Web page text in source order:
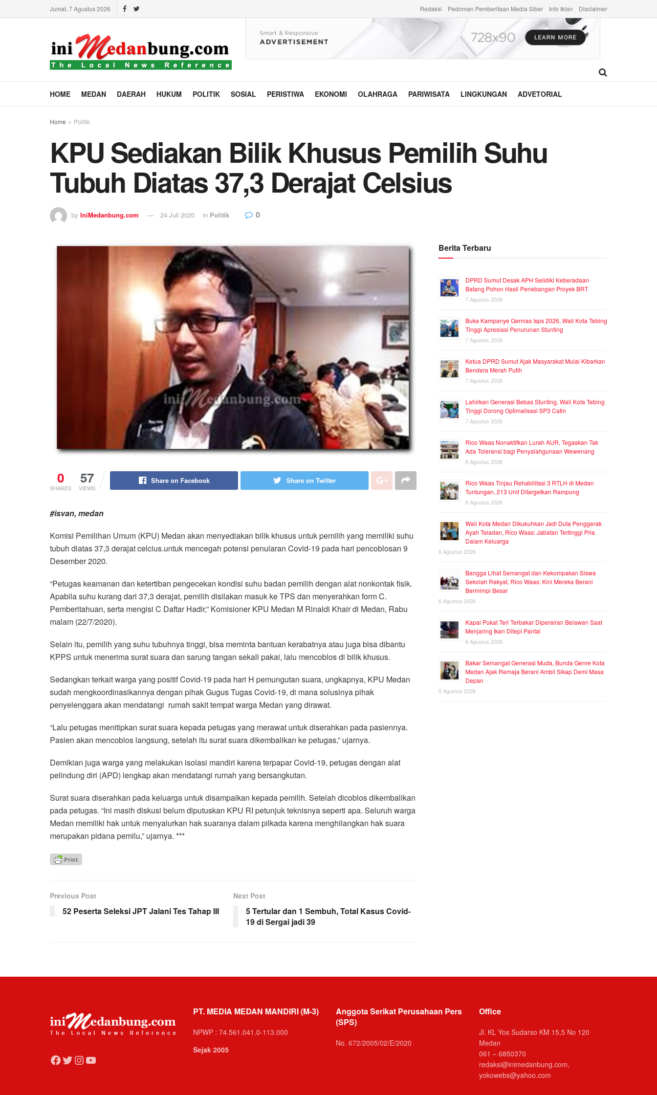
Jumat, 7 Agustus 2026 Redaksi Pedoman Pemberitaan Media Siber Info Iklan Disclaimer
HOME MEDAN DAERAH HUKUM POLITIK SOSIAL PERISTIWA EKONOMI OLAHRAGA PARIWISATA LINGKUNGAN ADVETORIAL
Home Politik
KPU Sediakan Bilik Khusus Pemilih Suhu
Tubuh Diatas 37,3 Derajat Celsius
by IniMedanbung.com 24 Juli 2020 in Politik 0
0
SHARES
57
VIEWS
Share on Facebook Share on Twitter
#isvan, medan
Komisi Pemilihan Umum (KPU) Medan akan menyediakan bilik khusus untuk pemilih yang memiliki suhu
tubuh diatas 37,3 derajat celcius.untuk mencegah potensi penularan Covid-19 pada hari pencoblosan 9
Desember 2020.
“Petugas keamanan dan ketertiban pengecekan kondisi suhu badan pemilih dengan alat nonkontak fisik.
Apabila suhu kurang dari 37,3 derajat, pemilih disilakan masuk ke TPS dan menyerahkan form C.
Pemberitahuan, serta mengisi C Daftar Hadir,” Komisioner KPU Medan M Rinaldi Khair di Medan, Rabu
malam (22/7/2020).
Selain itu, pemilih yang suhu tubuhnya tinggi, bisa meminta bantuan kerabatnya atau juga bisa dibantu
KPPS untuk menerima surat suara dan sarung tangan sekali pakai, lalu mencoblos di bilik khusus.
Sedangkan terkait warga yang positif Covid-19 pada hari H pemungutan suara, ungkapnya, KPU Medan
sudah mengkoordinasikannya dengan pihak Gugus Tugas Covid-19, di mana solusinya pihak
penyelenggara akan mendatangi rumah sakit tempat warga Medan yang dirawat.
“Lalu petugas menitipkan surat suara kepada petugas yang merawat untuk diserahkan pada pasiennya.
Pasien akan mencoblos langsung, setelah itu surat suara dikembalikan ke petugas,” ujarnya.
Demikian juga warga yang melakukan isolasi mandiri karena terpapar Covid-19, petugas dengan alat
pelindung diri (APD) lengkap akan mendatangi rumah yang bersangkutan.
Surat suara diserahkan pada keluarga untuk disampaikan kepada pemilih. Setelah dicoblos dikembalikan
pada petugas. “Ini masih diskusi belum diputuskan KPU RI petunjuk teknisnya seperti apa. Seluruh warga
Medan memiliki hak untuk menyalurkan hak suaranya dalam pilkada karena menghilangkan hak suara
merupakan pidana pemilu,” ujarnya. ***
Previous Post
52 Peserta Seleksi JPT Jalani Tes Tahap III
Next Post
5 Tertular dan 1 Sembuh, Total Kasus Covid-
19 di Sergai jadi 39
Berita Terbaru
DPRD Sumut Desak APH Selidiki Keberadaan
Batang Pohon Hasil Penebangan Proyek BRT
7 Agustus 2026
Buka Kampanye Germas Isps 2026, Wali Kota Tebing
Tinggi Apresiasi Penurunan Stunting
7 Agustus 2026
Ketua DPRD Sumut Ajak Masyarakat Mulai Kibarkan
Bendera Merah Putih
7 Agustus 2026
Lahirkan Generasi Bebas Stunting, Wali Kota Tebing
Tinggi Dorong Optimalisasi SP3 Catin
7 Agustus 2026
Rico Waas Nonaktifkan Lurah AUR, Tegaskan Tak
Ada Toleransi bagi Penyalahgunaan Wewenang
6 Agustus 2026
Rico Waas Tinjau Rehabilitasi 3 RTLH di Medan
Tuntungan, 213 Unit Ditargetkan Rampung
6 Agustus 2026
Wali Kota Medan Dikukuhkan Jadi Duta Penggerak
Ayah Teladan, Rico Waas: Jabatan Tertinggi Pria
Dalam Keluarga
6 Agustus 2026
Bangga Lihat Semangat dan Kekompakan Siswa
Sekolah Rakyat, Rico Waas: Kini Mereka Berani
Bermimpi Besar
6 Agustus 2026
Kapal Pukat Teri Terbakar Diperairan Belawan Saat
Menjaring Ikan Ditepi Pantai
6 Agustus 2026
Bakar Semangat Generasi Muda, Bunda Genre Kota
Medan Ajak Remaja Berani Ambil Sikap Demi Masa
Depan
5 Agustus 2026
Facebook
Twitter
Instagram
YouTube
PT. MEDIA MEDAN MANDIRI (M-3)
NPWP : 74.561.041.0-113.000
Sejak 2005
Anggota Serikat Perusahaan Pers
(SPS)
No. 672/2005/02/E/2020
Office
Jl. KL Yos Sudarso KM 15,5 No 120
Medan
061 – 6850370
redaksi@inimedanbung.com,
yokowebs@yahoo.com